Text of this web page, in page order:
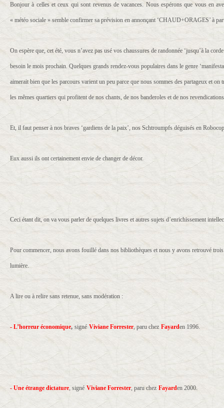
Bonjour à celles et ceux qui sont revenus de vacances. Nous espérons que vous en
« météo sociale » semble confirmer sa prévision en annonçant ‘CHAUD+ORAGES’ à
On espère que, cet été, vous n’avez pas usé vos chaussures de randonnée ‘jusqu’à la
besoin le mois prochain. Quelques grands rendez-vous populaires dans le genre
aimerait bien que les parcours varient un peu parce que nous sommes des partageux et
les mêmes quartiers qui profitent de nos chants, de nos banderoles et de nos
Et, il faut penser à nos braves ‘gardiens de la paix’, nos Schtroumpfs déguisés en
Eux aussi ils ont certainement envie de changer de décor.
Ceci étant dit, on va vous parler de quelques livres et autres sujets d’enrichissement
Pour commencer, nous avons fouillé dans nos bibliothèques et nous y avons retrouvé
lumière.
A lire ou à relire sans retenue, sans modération :
- L’horreur économique, signé Viviane Forrester, paru chez Fayarden 1996.
- Une étrange dictature, signé Viviane Forrester, paru chez Fayarden 2000.